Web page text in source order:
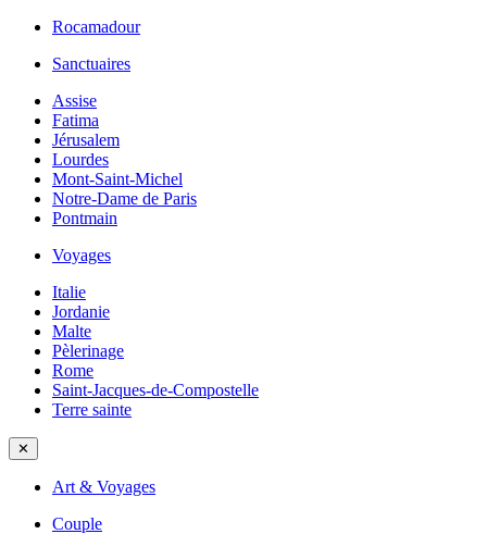
Rocamadour
Sanctuaires
Assise
Fatima
Jérusalem
Lourdes
Mont-Saint-Michel
Notre-Dame de Paris
Pontmain
Voyages
Italie
Jordanie
Malte
Pèlerinage
Rome
Saint-Jacques-de-Compostelle
Terre sainte
✕
Art & Voyages
Couple